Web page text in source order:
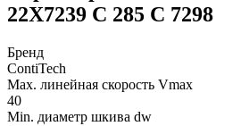
22X7239 C 285 C 7298
Бренд
ContiTech
Max. линейная скорость Vmax
40
Min. диаметр шкива dw